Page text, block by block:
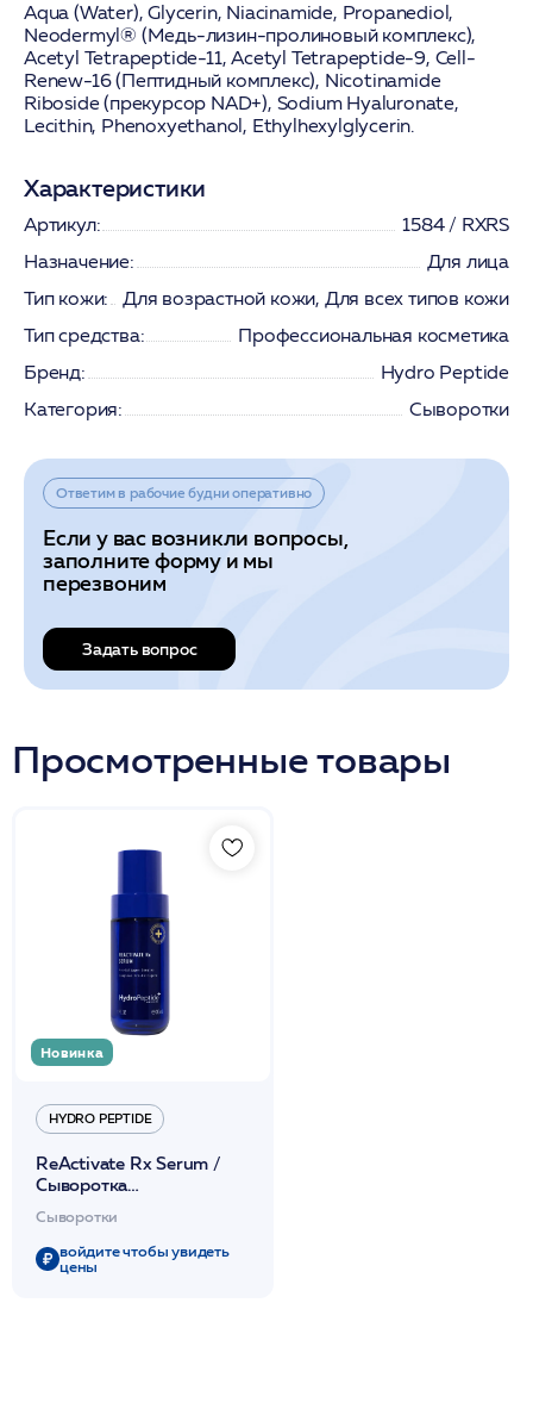
Aqua (Water), Glycerin, Niacinamide, Propanediol,
Neodermyl® (Медь-лизин-пролиновый комплекс),
Acetyl Tetrapeptide-11, Acetyl Tetrapeptide-9, Cell-
Renew-16 (Пептидный комплекс), Nicotinamide
Riboside (прекурсор NAD+), Sodium Hyaluronate,
Lecithin, Phenoxyethanol, Ethylhexylglycerin.
Характеристики
Артикул:
1584 / RXRS
Назначение:
Для лица
Тип кожи:
Для возрастной кожи, Для всех типов кожи
Тип средства:
Профессиональная косметика
Бренд:
Hydro Peptide
Категория:
Сыворотки
Ответим в рабочие будни оперативно
Если у вас возникли вопросы,
заполните форму и мы
перезвоним
Задать вопрос
Просмотренные товары
Новинка
HYDRO PEPTIDE
ReActivate Rx Serum /
Сыворотка
коллаген-
стимулирующая
уплотняющая 30мл /HP
Сыворотки
войдите чтобы увидеть
цены